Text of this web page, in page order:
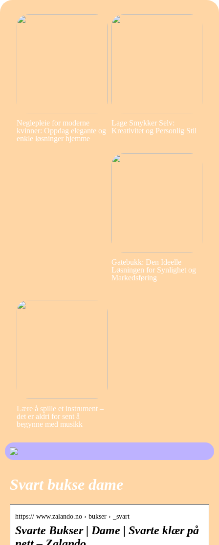
Neglepleie for moderne
kvinner: Oppdag elegante og
enkle løsninger hjemme
Lage Smykker Selv:
Kreativitet og Personlig Stil
Gatebukk: Den Ideelle
Løsningen for Synlighet og
Markedsføring
Lære å spille et instrument –
det er aldri for sent å
begynne med musikk
Svart bukse dame
https:// www.zalando.no › bukser › _svart
Svarte Bukser | Dame | Svarte klær på